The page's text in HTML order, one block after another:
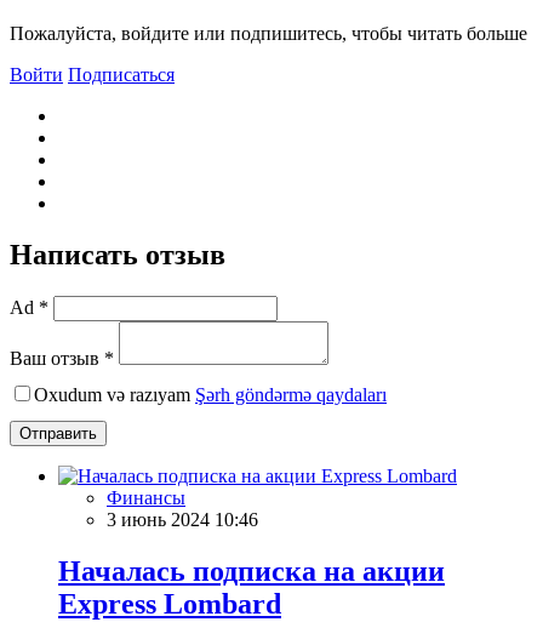
Пожалуйста, войдите или подпишитесь, чтобы читать больше
Войти Подписаться
Написать отзыв
Ad *
Ваш отзыв *
Oxudum və razıyam Şərh göndərmə qaydaları
Отправить
Финансы
3 июнь 2024 10:46
Началась подписка на акции
Express Lombard